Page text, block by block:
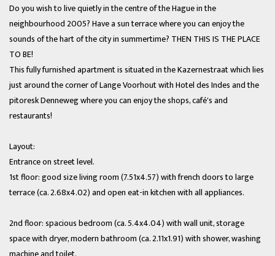
Do you wish to live quietly in the centre of the Hague in the
neighbourhood 2005? Have a sun terrace where you can enjoy the
sounds of the hart of the city in summertime? THEN THIS IS THE PLACE
TO BE!
This fully furnished apartment is situated in the Kazernestraat which lies
just around the corner of Lange Voorhout with Hotel des Indes and the
pitoresk Denneweg where you can enjoy the shops, café's and
restaurants!
Layout:
Entrance on street level.
1st floor: good size living room (7.51x4.57) with french doors to large
terrace (ca. 2.68x4.02) and open eat-in kitchen with all appliances.
2nd floor: spacious bedroom (ca. 5.4x4.04) with wall unit, storage
space with dryer, modern bathroom (ca. 2.11x1.91) with shower, washing